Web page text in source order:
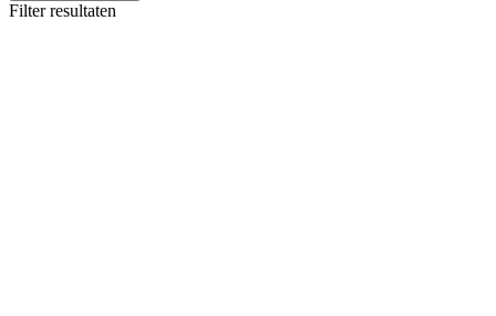
Filter resultaten